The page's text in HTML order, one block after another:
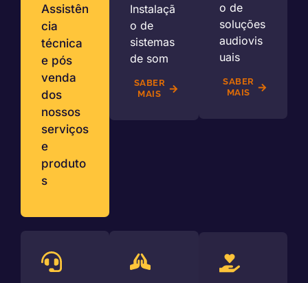
Assistên
cia
técnica
e pós
venda
dos
nossos
serviços
e
produto
s
Instalaçã
o de
sistemas
de som
SABER
MAIS
o de
soluções
audiovis
uais
SABER
MAIS